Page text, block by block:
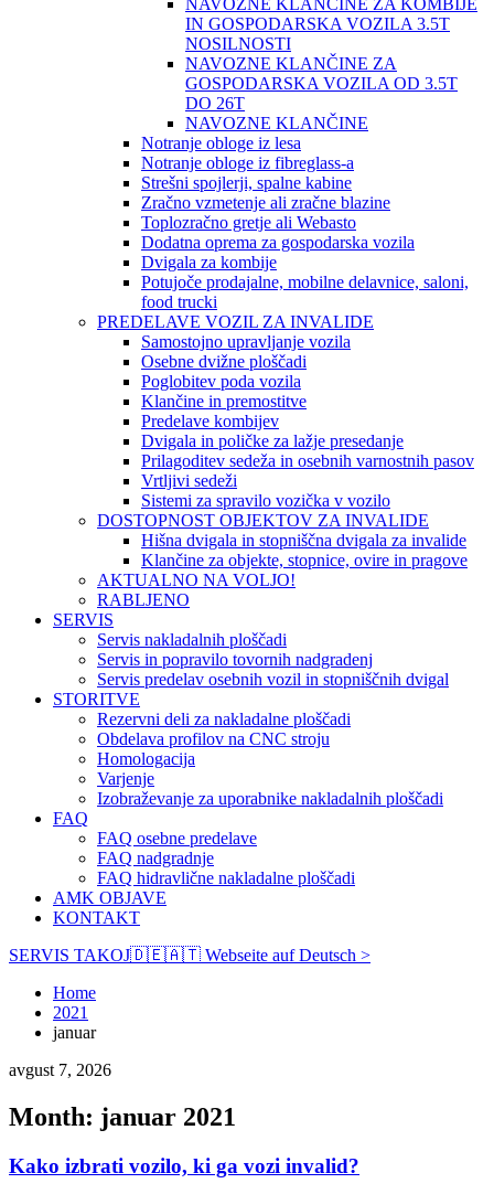
NAVOZNE KLANČINE ZA KOMBIJE
IN GOSPODARSKA VOZILA 3.5T
NOSILNOSTI
NAVOZNE KLANČINE ZA
GOSPODARSKA VOZILA OD 3.5T
DO 26T
NAVOZNE KLANČINE
Notranje obloge iz lesa
Notranje obloge iz fibreglass-a
Strešni spojlerji, spalne kabine
Zračno vzmetenje ali zračne blazine
Toplozračno gretje ali Webasto
Dodatna oprema za gospodarska vozila
Dvigala za kombije
Potujoče prodajalne, mobilne delavnice, saloni,
food trucki
PREDELAVE VOZIL ZA INVALIDE
Samostojno upravljanje vozila
Osebne dvižne ploščadi
Poglobitev poda vozila
Klančine in premostitve
Predelave kombijev
Dvigala in poličke za lažje presedanje
Prilagoditev sedeža in osebnih varnostnih pasov
Vrtljivi sedeži
Sistemi za spravilo vozička v vozilo
DOSTOPNOST OBJEKTOV ZA INVALIDE
Hišna dvigala in stopniščna dvigala za invalide
Klančine za objekte, stopnice, ovire in pragove
AKTUALNO NA VOLJO!
RABLJENO
SERVIS
Servis nakladalnih ploščadi
Servis in popravilo tovornih nadgradenj
Servis predelav osebnih vozil in stopniščnih dvigal
STORITVE
Rezervni deli za nakladalne ploščadi
Obdelava profilov na CNC stroju
Homologacija
Varjenje
Izobraževanje za uporabnike nakladalnih ploščadi
FAQ
FAQ osebne predelave
FAQ nadgradnje
FAQ hidravlične nakladalne ploščadi
AMK OBJAVE
KONTAKT
SERVIS TAKOJ🇩🇪🇦🇹 Webseite auf Deutsch >
Home
2021
januar
avgust 7, 2026
Month: januar 2021
Kako izbrati vozilo, ki ga vozi invalid?